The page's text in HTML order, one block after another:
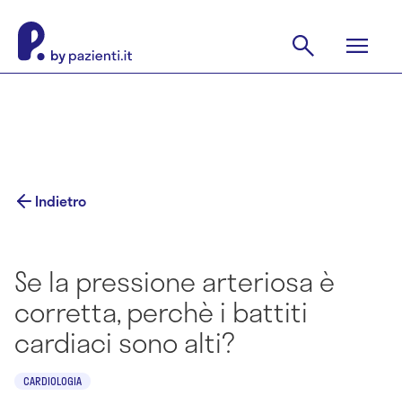
Indietro
Se la pressione arteriosa è
corretta, perchè i battiti
cardiaci sono alti?
CARDIOLOGIA